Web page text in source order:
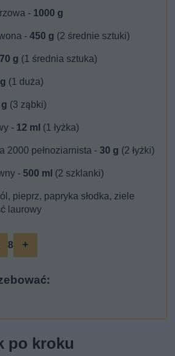
- 1000 g
-450 g (2 średnie sztuki)
70 g (1 średnia sztuka)
g (1 duża)
g (3 ząbki)
- 12 ml (1 łyżka)
2000 pełnoziarnista -30 g (2 łyżki)
- 500 ml (2 szklanki)
pieprz, papryka słodka, ziele
laurowy
8 +
po kroku